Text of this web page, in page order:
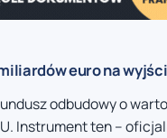
euro na
odbudowy o
Instrument ten –